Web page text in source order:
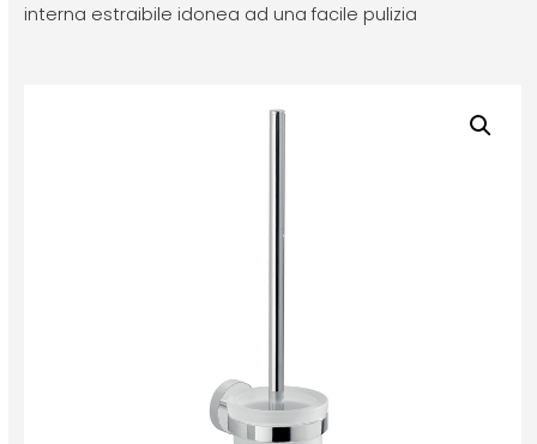
interna estraibile idonea ad una facile pulizia